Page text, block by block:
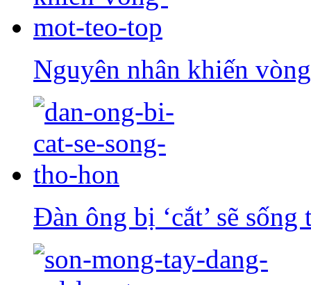
Nguyên nhân khiến
Đàn ông bị ‘cắt’ sẽ sống